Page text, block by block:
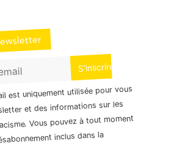
est uniquement utilisée pour vous
et des informations sur les
Vous pouvez à tout moment
inclus dans la